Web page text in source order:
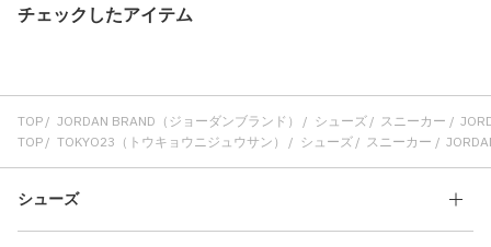
チェックしたアイテム
TOP JORDAN BRAND（ジョーダンブランド） シューズ スニーカー
TOP
TOKYO23（トウキョウニジュウサン） シューズ スニーカー
シューズ